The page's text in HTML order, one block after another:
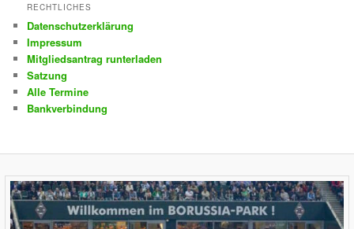
RECHTLICHES
Datenschutzerklärung
Impressum
Mitgliedsantrag runterladen
Satzung
Alle Termine
Bankverbindung